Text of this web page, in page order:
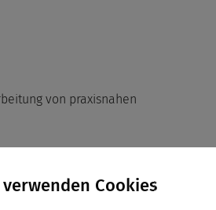
von praxisnahen
oder passende
Cookies